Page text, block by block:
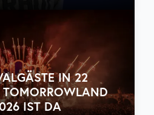
IN 22
IST DA